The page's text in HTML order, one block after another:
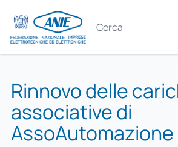
Rinnovo delle
associative di
AssoAutomazione